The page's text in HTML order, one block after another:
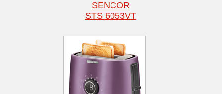
SENCOR
STS 6053VT